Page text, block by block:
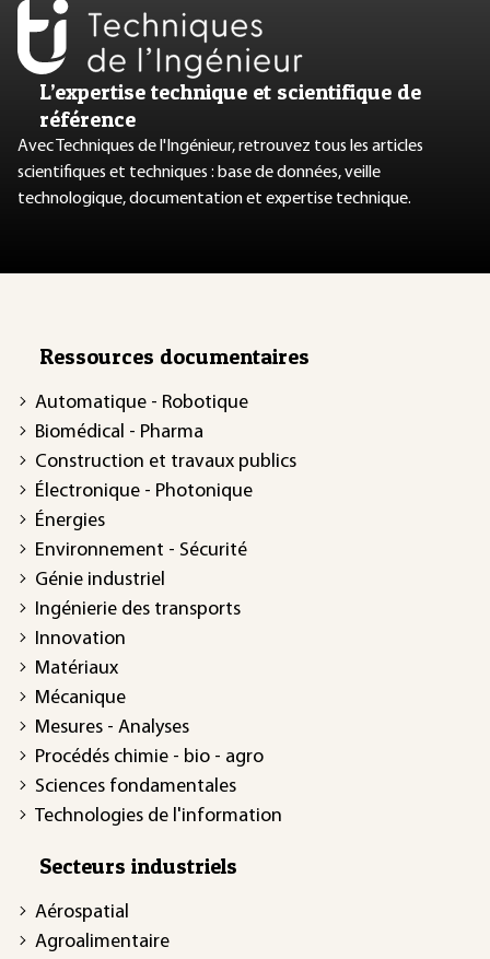
L’expertise technique et scientifique de
référence
Avec Techniques de l'Ingénieur, retrouvez tous les articles
scientifiques et techniques : base de données, veille
technologique, documentation et expertise technique.
Ressources documentaires
Automatique - Robotique
Biomédical - Pharma
Construction et travaux publics
Électronique - Photonique
Énergies
Environnement - Sécurité
Génie industriel
Ingénierie des transports
Innovation
Matériaux
Mécanique
Mesures - Analyses
Procédés chimie - bio - agro
Sciences fondamentales
Technologies de l'information
Secteurs industriels
Aérospatial
Agroalimentaire